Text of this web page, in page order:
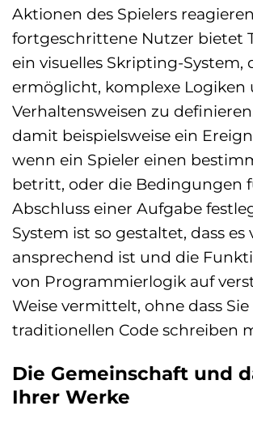
Aktionen des Spielers
fortgeschrittene Nutzer bietet
ein visuelles Skripting-System,
ermöglicht, komplexe Logiken
Verhaltensweisen zu
damit beispielsweise ein
wenn ein Spieler einen
betritt, oder die Bedingungen
Abschluss einer Aufgabe
System ist so gestaltet, dass es
ansprechend ist und die
von Programmierlogik auf
Weise vermittelt, ohne dass Sie
traditionellen Code schreiben
Die Gemeinschaft und
Ihrer Werke